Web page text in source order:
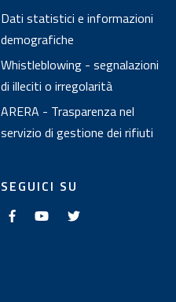
Dati statistici e informazioni
demografiche
Whistleblowing - segnalazioni
di illeciti o irregolarità
ARERA - Trasparenza nel
servizio di gestione dei rifiuti
SEGUICI SU
t
w